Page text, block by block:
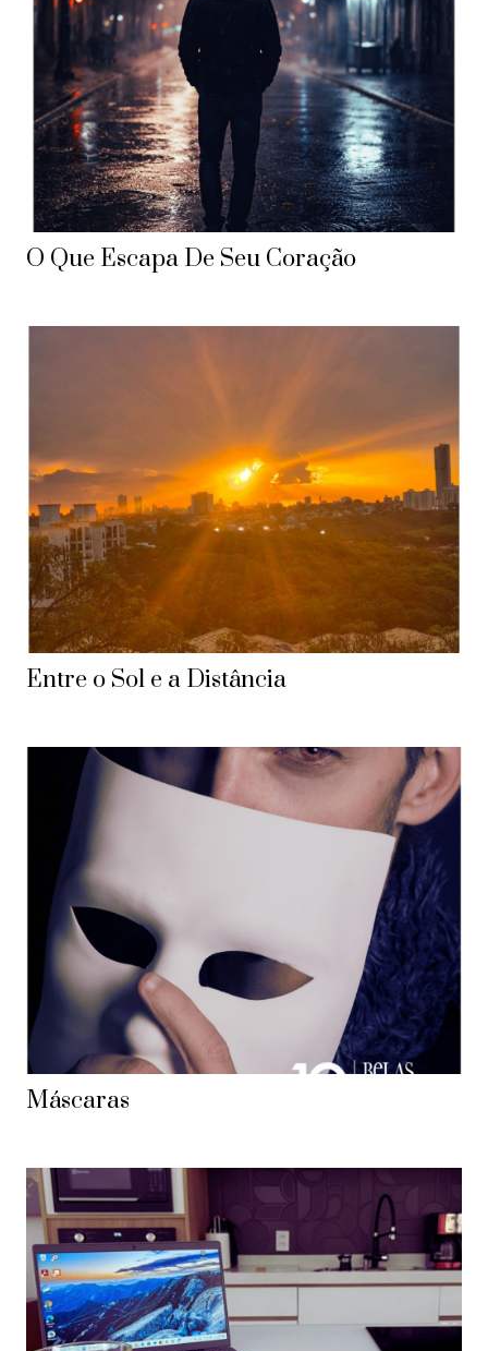
O Que Escapa De Seu Coração
Entre o Sol e a Distância
Máscaras